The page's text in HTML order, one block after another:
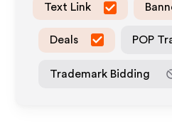
Text Link
Deals POP
Trademark Bidding